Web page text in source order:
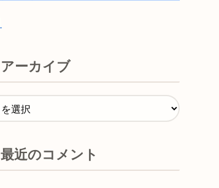
アーカイブ
最近のコメント